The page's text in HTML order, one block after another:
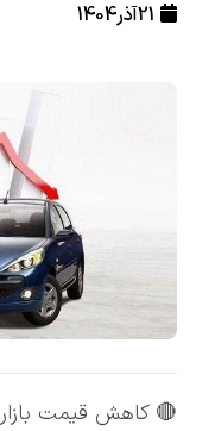
21آذر1404
🔴 کاهش قیمت بازار خودرو